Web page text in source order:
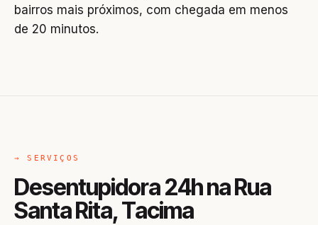
bairros mais próximos, com chegada em menos
de 20 minutos.
→ SERVIÇOS
Desentupidora 24h na Rua
Santa Rita, Tacima